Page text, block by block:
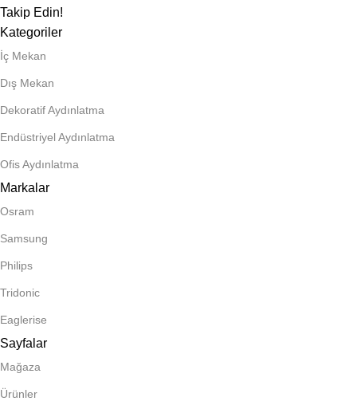
Takip Edin!
Kategoriler
İç Mekan
Dış Mekan
Dekoratif Aydınlatma
Endüstriyel Aydınlatma
Ofis Aydınlatma
Markalar
Osram
Samsung
Philips
Tridonic
Eaglerise
Sayfalar
Mağaza
Ürünler